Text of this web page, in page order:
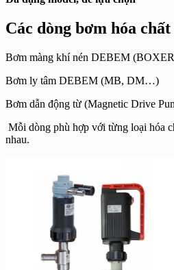
Các dòng bơm hóa
Bơm màng khí nén DEBEM
Bơm ly tâm DEBEM (MB, DM…)
Bơm dẫn động từ (Magnetic Drive
Mỗi dòng phù hợp với từng loại hóa
nhau.